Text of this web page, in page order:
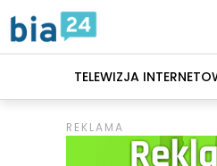
TELEWIZJA